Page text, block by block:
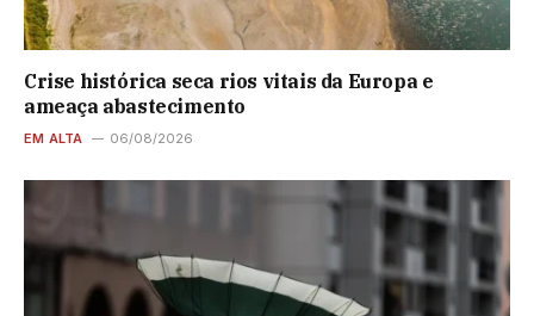
Crise histórica seca rios vitais da Europa e
ameaça abastecimento
EM ALTA 06/08/2026